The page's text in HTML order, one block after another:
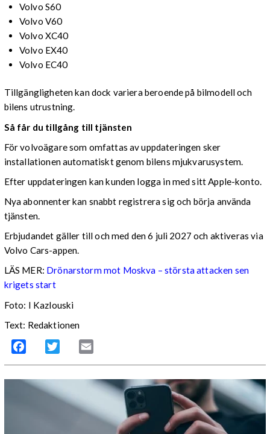
Volvo S60
Volvo V60
Volvo XC40
Volvo EX40
Volvo EC40
Tillgängligheten kan dock variera beroende på bilmodell och
bilens utrustning.
Så får du tillgång till tjänsten
För volvoägare som omfattas av uppdateringen sker
installationen automatiskt genom bilens mjukvarusystem.
Efter uppdateringen kan kunden logga in med sitt Apple-konto.
Nya abonnenter kan snabbt registrera sig och börja använda
tjänsten.
Erbjudandet gäller till och med den 6 juli 2027 och aktiveras via
Volvo Cars-appen.
LÄS MER: Drönarstorm mot Moskva – största attacken sen
krigets start
Foto: I Kazlouski
Text: Redaktionen
Facebook Twitter